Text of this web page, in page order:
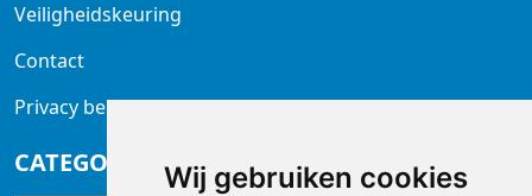
Wij gebruiken cookies
Veiligheidskeuring
Contact
Privacy beleid
CATEGORIEËN